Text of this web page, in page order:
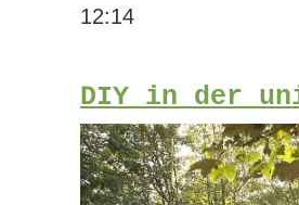
12:14
DIY in der